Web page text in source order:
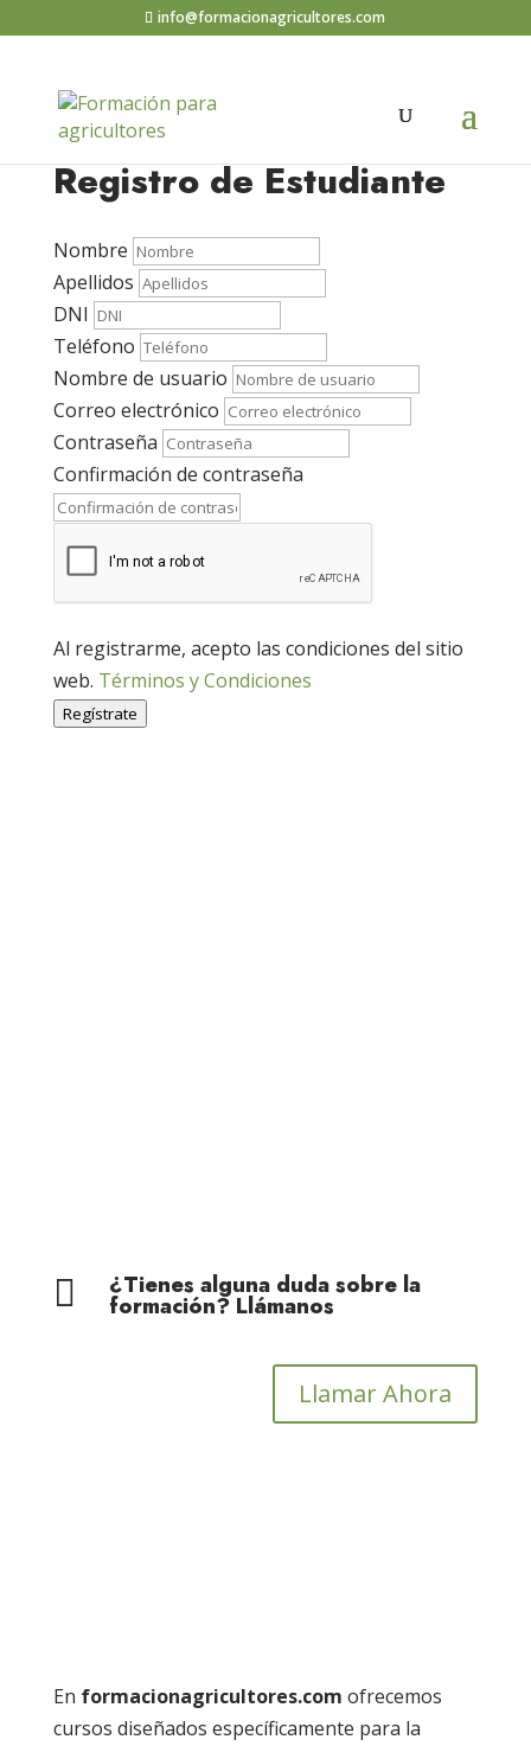
info@formacionagricultores.com
Registro de Estudiante
Nombre
Apellidos
DNI
Teléfono
Nombre de usuario
Correo electrónico
Contraseña
Confirmación de contraseña
Al registrarme, acepto las condiciones del sitio
web. Términos y Condiciones
Regístrate
 ¿Tienes alguna duda sobre la
formación? Llámanos
Llamar Ahora
En formacionagricultores.com ofrecemos
cursos diseñados específicamente para la